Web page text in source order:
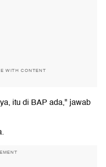
WITH CONTENT
itu di BAP ada," jawab